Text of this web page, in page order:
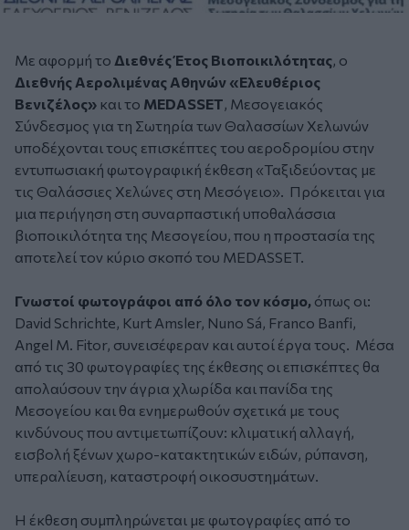
Με αφορμή το Διεθνές Έτος Βιοποικιλότητας, ο
Διεθνής Αερολιμένας Αθηνών «Ελευθέριος
Βενιζέλος» και το ΜΕDASSET, Μεσογειακός
Σύνδεσμος για τη Σωτηρία των Θαλασσίων Χελωνών
υποδέχονται τους επισκέπτες του αεροδρομίου στην
εντυπωσιακή φωτογραφική έκθεση «Ταξιδεύοντας με
τις Θαλάσσιες Χελώνες στη Μεσόγειο». Πρόκειται για
μια περιήγηση στη συναρπαστική υποθαλάσσια
βιοποικιλότητα της Μεσογείου, που η προστασία της
αποτελεί τον κύριο σκοπό του MEDASSET.
Γνωστοί φωτογράφοι από όλο τον κόσμο, όπως οι:
David Schrichte, Kurt Amsler, Nuno Sá, Franco Banfi,
Angel M. Fitor, συνεισέφεραν και αυτοί έργα τους. Μέσα
από τις 30 φωτογραφίες της έκθεσης οι επισκέπτες θα
απολαύσουν την άγρια χλωρίδα και πανίδα της
Μεσογείου και θα ενημερωθούν σχετικά με τους
κινδύνους που αντιμετωπίζουν: κλιματική αλλαγή,
εισβολή ξένων χωρο-κατακτητικών ειδών, ρύπανση,
υπεραλίευση, καταστροφή οικοσυστημάτων.
Η έκθεση συμπληρώνεται με φωτογραφίες από το